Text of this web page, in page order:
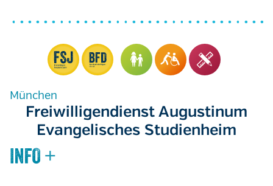
München
Freiwilligendienst Augustinum
Evangelisches Studienheim